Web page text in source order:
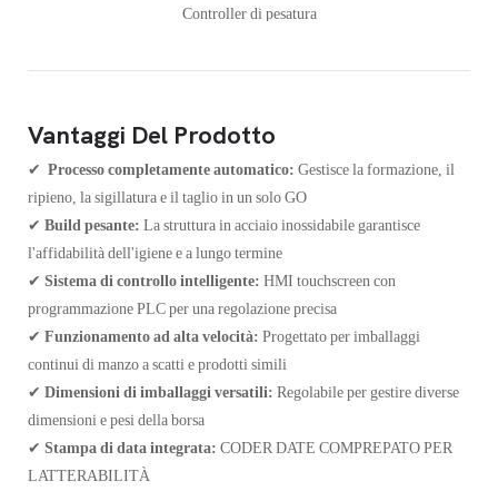
Controller di pesatura
Vantaggi Del Prodotto
✔ Processo completamente automatico: Gestisce la formazione, il
ripieno, la sigillatura e il taglio in un solo GO
✔ Build pesante: La struttura in acciaio inossidabile garantisce
l'affidabilità dell'igiene e a lungo termine
✔ Sistema di controllo intelligente: HMI touchscreen con
programmazione PLC per una regolazione precisa
✔ Funzionamento ad alta velocità: Progettato per imballaggi
continui di manzo a scatti e prodotti simili
✔ Dimensioni di imballaggi versatili: Regolabile per gestire diverse
dimensioni e pesi della borsa
✔ Stampa di data integrata: CODER DATE COMPREPATO PER
LATTERABILITÀ